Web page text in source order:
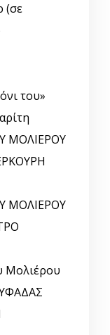
(σε
του»
ΜΟΛΙΕΡΟΥ
ΜΟΛΙΕΡΟΥ
Μολιέρου